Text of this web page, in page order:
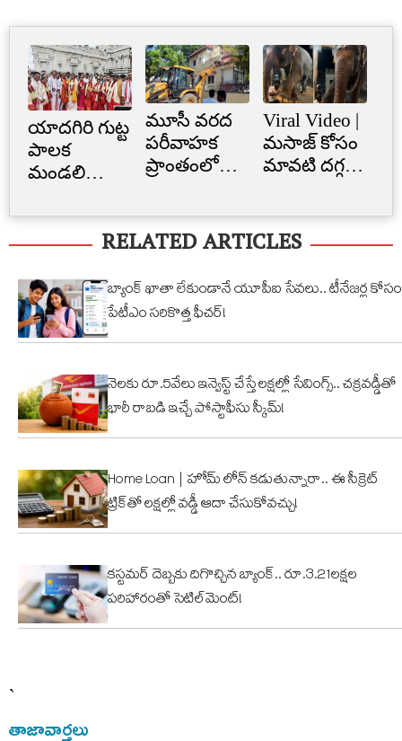
యాదగిరి గుట్ట
పాలక
మండలి
స్వీకారం
మూసీ వరద
పరీవాహక
ప్రాంతంలో
నిర్మాణం..
నార్సింగిలో
స్కూల్‌
భవనం
కూల్చివేత
Viral Video |
మసాజ్ కోసం
మావటి దగ్గర
ఏనుగు..
క్యూట్
వీడియో
వైరల్!
RELATED ARTICLES
బ్యాంక్ ఖాతా లేకుండానే యూపీఐ సేవలు.. టీనేజర్ల కోసం
పేటీఎం సరికొత్త ఫీచర్!
నెలకు రూ.5వేలు ఇన్వెస్ట్ చేస్తే లక్షల్లో సేవింగ్స్.. చక్రవడ్డీతో
భారీ రాబడి ఇచ్చే పోస్టాఫీసు స్కీమ్!
Home Loan | హోమ్ లోన్ కడుతున్నారా.. ఈ సీక్రెట్
ట్రిక్‌తో లక్షల్లో వడ్డీ ఆదా చేసుకోవచ్చు!
కస్టమర్ దెబ్బకు దిగొచ్చిన బ్యాంక్.. రూ.3.21లక్షల
పరిహారంతో సెటిల్‌మెంట్!
`
తాజావార్తలు